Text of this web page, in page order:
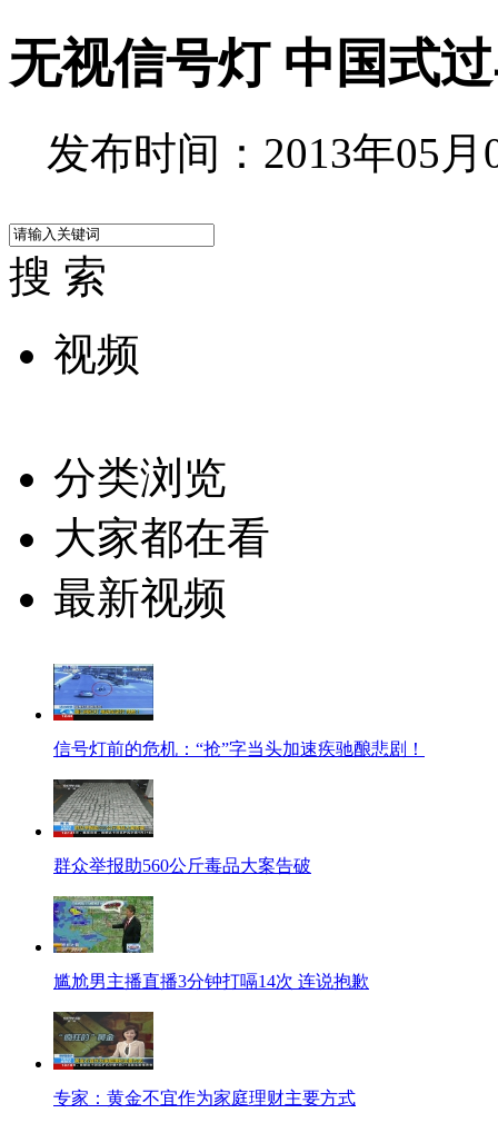
无视信号灯 中国式
发布时间：2013年05月
搜 索
视频
分类浏览
大家都在看
最新视频
信号灯前的危机：“抢”字当头加速疾驰酿悲剧！
群众举报助560公斤毒品大案告破
尴尬男主播直播3分钟打嗝14次 连说抱歉
专家：黄金不宜作为家庭理财主要方式